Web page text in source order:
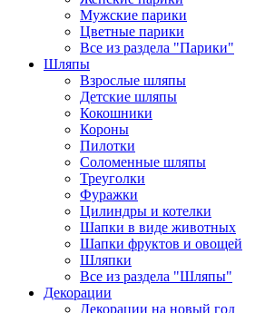
Мужские парики
Цветные парики
Все из раздела "Парики"
Шляпы
Взрослые шляпы
Детские шляпы
Кокошники
Короны
Пилотки
Соломенные шляпы
Треуголки
Фуражки
Цилиндры и котелки
Шапки в виде животных
Шапки фруктов и овощей
Шляпки
Все из раздела "Шляпы"
Декорации
Декорации на новый год